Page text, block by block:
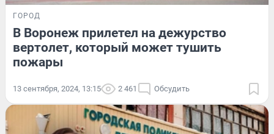
ГОРОД
В Воронеж прилетел на дежурство
вертолет, который может тушить
пожары
13 сентября, 2024, 13:15 2 461 Обсудить